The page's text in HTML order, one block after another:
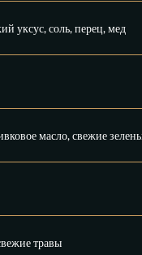
уксус, соль, перец, мед
масло, свежие
травы